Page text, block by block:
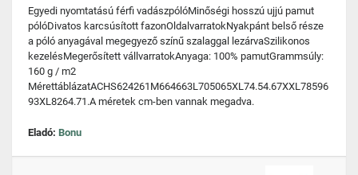
Egyedi nyomtatású férfi vadászpólóMinőségi hosszú ujjú pamut
pólóDivatos karcsúsított fazonOldalvarratokNyakpánt belső része
a póló anyagával megegyező színű szalaggal lezárvaSzilikonos
kezelésMegerősített vállvarratokAnyaga: 100% pamutGrammsúly:
160 g / m2
MérettáblázatACHS624261M664663L705065XL74.54.67XXL78596
93XL8264.71.A méretek cm-ben vannak megadva.
Eladó: Bonu